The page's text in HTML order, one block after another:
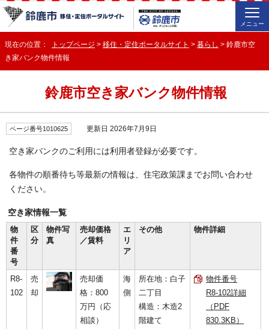
メニュー
現在の位置： トップページ > 移住・定住ポータルサイト > 暮らし > 鈴鹿市空
き家バンク物件情報
鈴鹿市空き家バンク物件情報
ページ番号1010625 更新日 2026年7月9日
空き家バンクのご利用には利用者登録が必要です。
各物件の順番待ち等最新の情報は、住宅政策課までお問い合わせ
ください。
空き家情報一覧
物
件
番
号
区
分
物件写
真
売却価格
／賃料
エ
リ
ア
その他 物件詳細
R8-
102
売
却
売却価
格：800
万円（応
相談）
海
側
所在地：白子
二丁目
構造：木造2
階建て
物件番号
R8-102詳細
（PDF
830.3KB）